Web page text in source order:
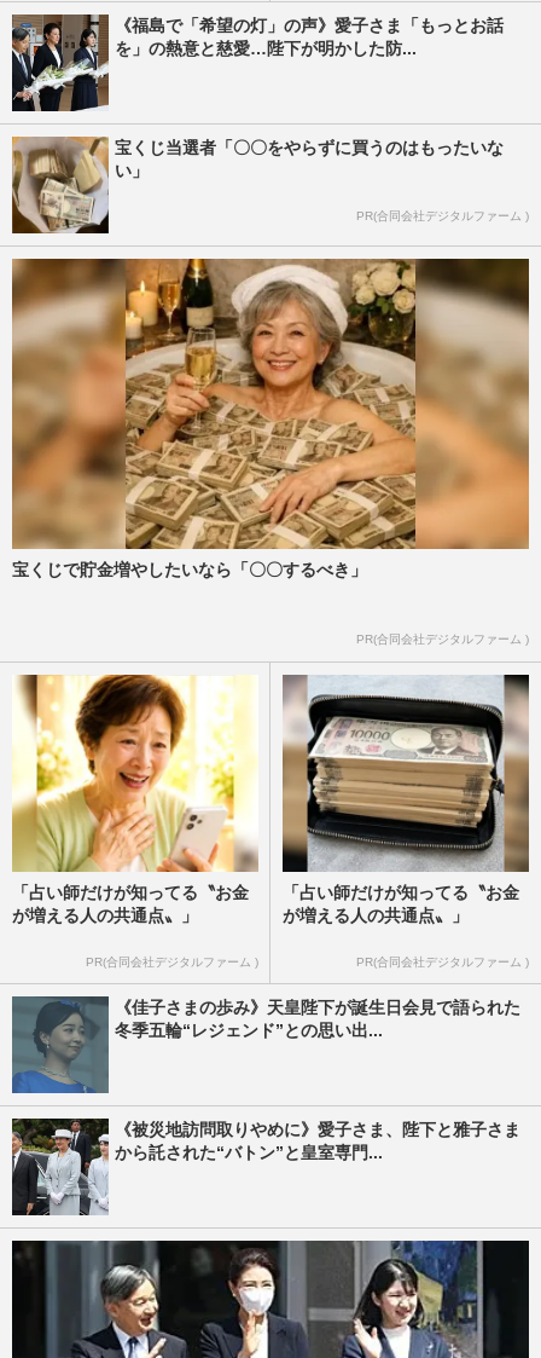
《福島で「希望の灯」の声》愛子さま「もっとお話
を」の熱意と慈愛…陛下が明かした防...
宝くじ当選者「〇〇をやらずに買うのはもったいな
い」
PR(合同会社デジタルファーム )
宝くじで貯金増やしたいなら「〇〇するべき」
PR(合同会社デジタルファーム )
「占い師だけが知ってる〝お金
が増える人の共通点〟」
PR(合同会社デジタルファーム )
「占い師だけが知ってる〝お金
が増える人の共通点〟」
PR(合同会社デジタルファーム )
《佳子さまの歩み》天皇陛下が誕生日会見で語られた
冬季五輪“レジェンド”との思い出...
《被災地訪問取りやめに》愛子さま、陛下と雅子さま
から託された“バトン”と皇室専門...